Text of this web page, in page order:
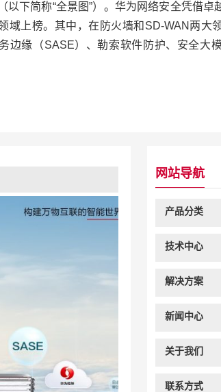
以下简称“全景图”）。华为网络安全凭借卓
域上榜。其中，在防火墙和SD-WAN两大
边缘（SASE）、勒索软件防护、安全大
网站导航
产品分类
技术中心
解决方案
新闻中心
关于我们
联系方式